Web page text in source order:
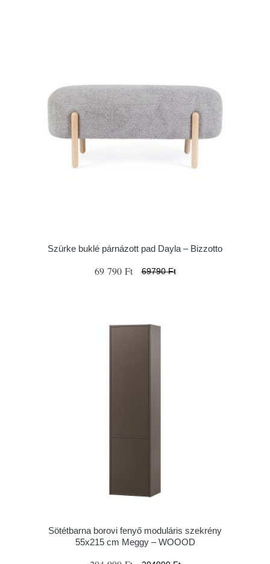
Szürke buklé párnázott pad Dayla – Bizzotto
69 790 Ft 69790 Ft
Sötétbarna borovi fenyő moduláris szekrény
55x215 cm Meggy – WOOOD